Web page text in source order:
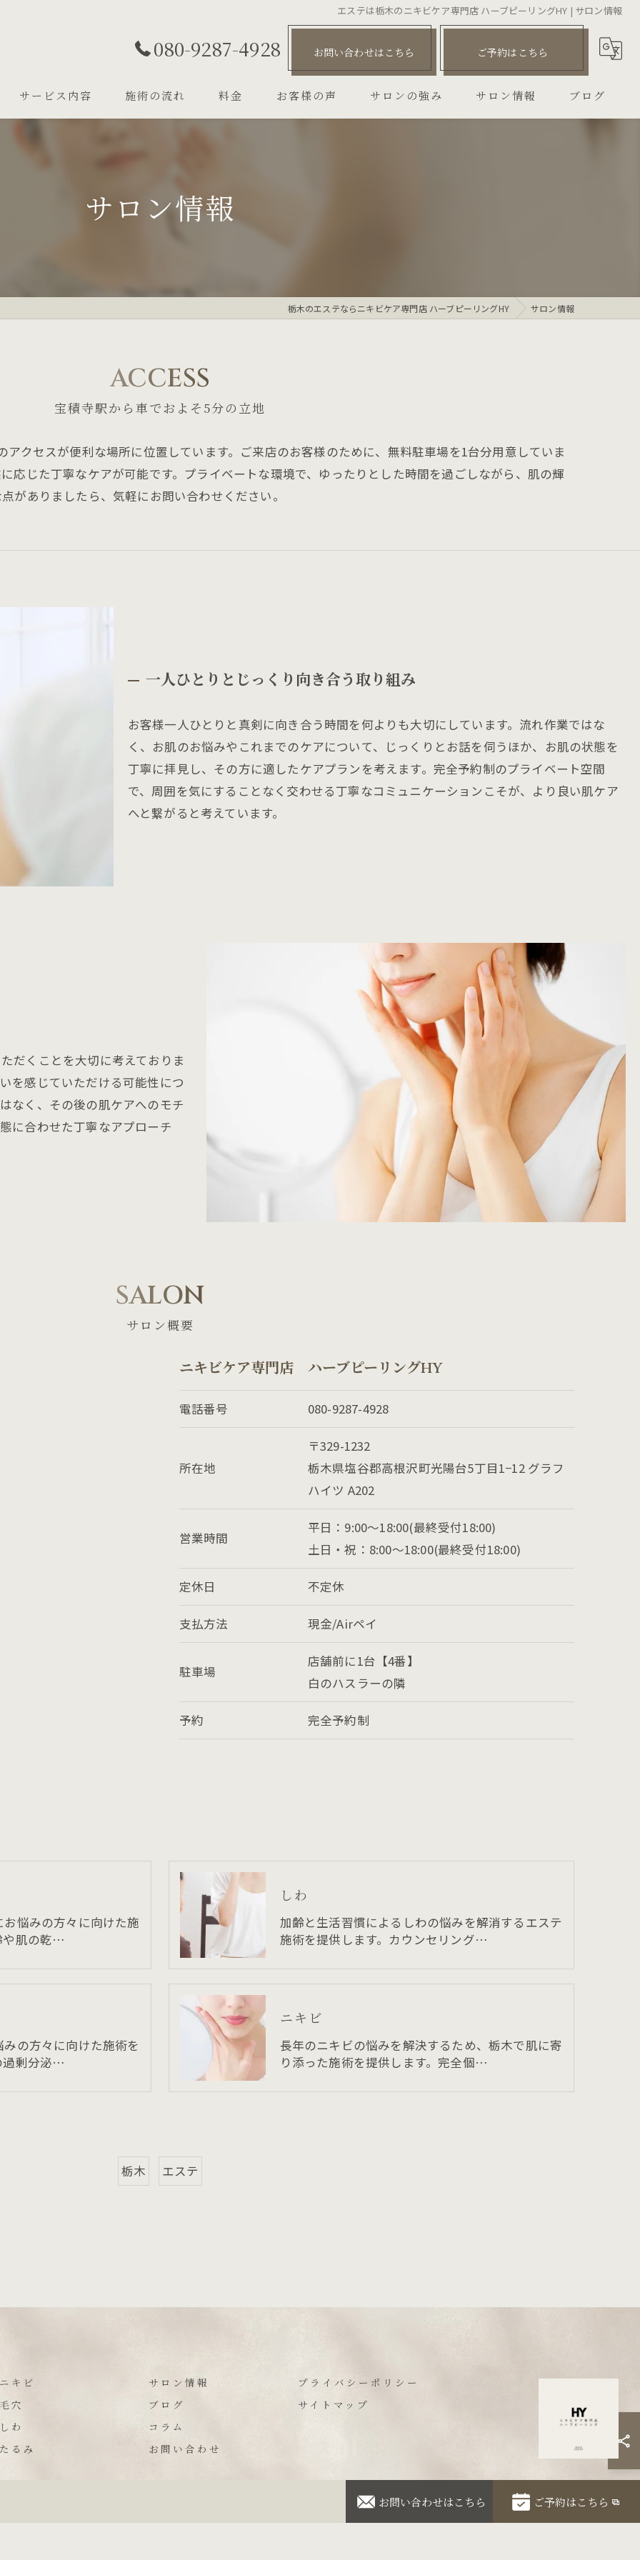
エステは栃木のニキビケア専門店 ハーブピーリングHY | サロン情報
080-9287-4928 お問い合わせはこちら ご予約はこちら
サービス内容 施術の流れ 料金 お客様の声 サロンの強み サロン情報 ブログ
サロン情報
栃木のエステならニキビケア専門店 ハーブピーリングHY サロン情報
宝積寺駅から車でおよそ5分の立地
ACCESS
クセスが便利な場所に位置しています。ご来店のお客様のために、無料駐車場を1台分用意していま
応じた丁寧なケアが可能です。プライベートな環境で、ゆったりとした時間を過ごしながら、肌の輝
がありましたら、気軽にお問い合わせください。
一人ひとりとじっくり向き合う取り組み
お客様一人ひとりと真剣に向き合う時間を何よりも大切にしています。流れ作業ではな
く、お肌のお悩みやこれまでのケアについて、じっくりとお話を伺うほか、お肌の状態を
丁寧に拝見し、その方に適したケアプランを考えます。完全予約制のプライベート空間
で、周囲を気にすることなく交わせる丁寧なコミュニケーションこそが、より良い肌ケア
へと繋がると考えています。
だくことを大切に考えておりま
を感じていただける可能性につ
なく、その後の肌ケアへのモチ
に合わせた丁寧なアプローチ
サロン概要
SALON
ニキビケア専門店 ハーブピーリングHY
電話番号 080-9287-4928
所在地
〒329-1232
栃木県塩谷郡高根沢町光陽台5丁目1−12 グラフ
ハイツ A202
営業時間
平日：9:00～18:00(最終受付18:00)
土日・祝：8:00～18:00(最終受付18:00)
定休日 不定休
支払方法 現金/Airペイ
駐車場
店舗前に1台【4番】
白のハスラーの隣
予約 完全予約制
悩みの方々に向けた施
や肌の乾…
しわ
加齢と生活習慣によるしわの悩みを解消するエステ
施術を提供します。カウンセリング…
の方々に向けた施術を
過剰分泌…
ニキビ
長年のニキビの悩みを解決するため、栃木で肌に寄
り添った施術を提供します。完全個…
栃木 エステ
お問い合わせはこちら ご予約はこちら
ニキビ
毛穴
しわ
たるみ
サロン情報
ブログ
コラム
お問い合わせ
プライバシーポリシー
サイトマップ